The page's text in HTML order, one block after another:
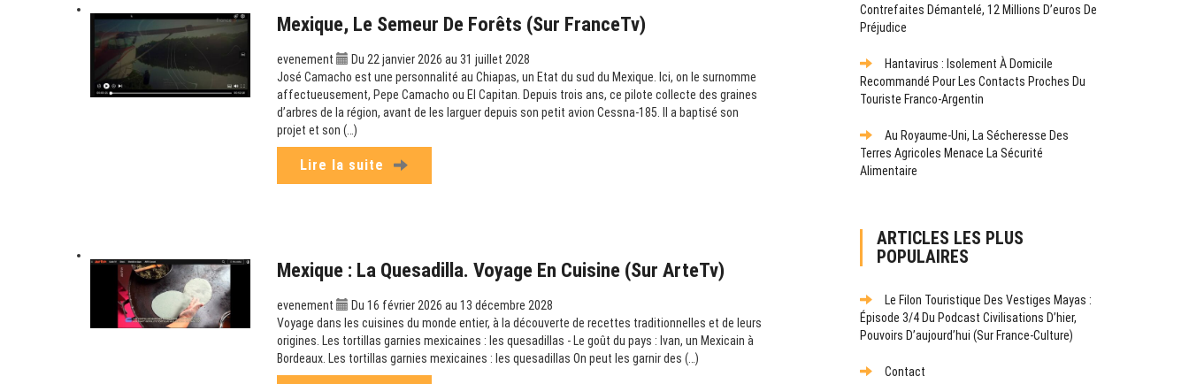
Mexique, Le Semeur De Forêts (sur FranceTv)
evenement
Du 22 janvier 2026 au 31 juillet 2028
José Camacho est une personnalité au Chiapas, un Etat du sud du Mexique. Ici, on le surnomme
affectueusement, Pepe Camacho ou El Capitan. Depuis trois ans, ce pilote collecte des graines
d’arbres de la région, avant de les larguer depuis son petit avion Cessna-185. Il a baptisé son
projet et son (…)
Lire la suite
Mexique : La Quesadilla. Voyage En Cuisine (sur ArteTv)
evenement
Du 16 février 2026 au 13 décembre 2028
Voyage dans les cuisines du monde entier, à la découverte de recettes traditionnelles et de leurs
origines. Les tortillas garnies mexicaines : les quesadillas - Le goût du pays : Ivan, un Mexicain à
Bordeaux. Les tortillas garnies mexicaines : les quesadillas On peut les garnir des (…)
Contrefaites Démantelé, 12 Millions D’euros De
Préjudice
Hantavirus : Isolement À Domicile
Recommandé Pour Les Contacts Proches Du
Touriste Franco-Argentin
Au Royaume-Uni, La Sécheresse Des
Terres Agricoles Menace La Sécurité
Alimentaire
ARTICLES LES PLUS
POPULAIRES
Le Filon Touristique Des Vestiges Mayas :
Épisode 3/4 Du Podcast Civilisations D’hier,
Pouvoirs D’aujourd’hui (sur France-Culture)
Contact